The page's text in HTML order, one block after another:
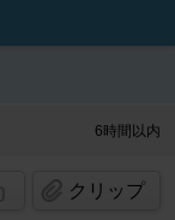
6時間以内
クリップ